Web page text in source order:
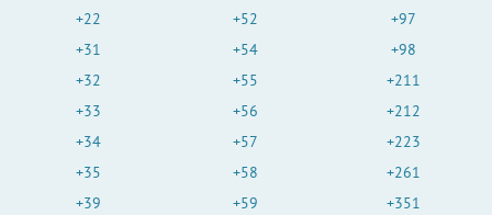
+22
+31
+32
+33
+34
+35
+39
+52
+54
+55
+56
+57
+58
+59
+97
+98
+211
+212
+223
+261
+351